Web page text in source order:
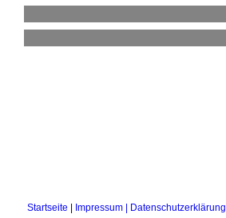
Startseite Impressum | Datenschutzerklärung